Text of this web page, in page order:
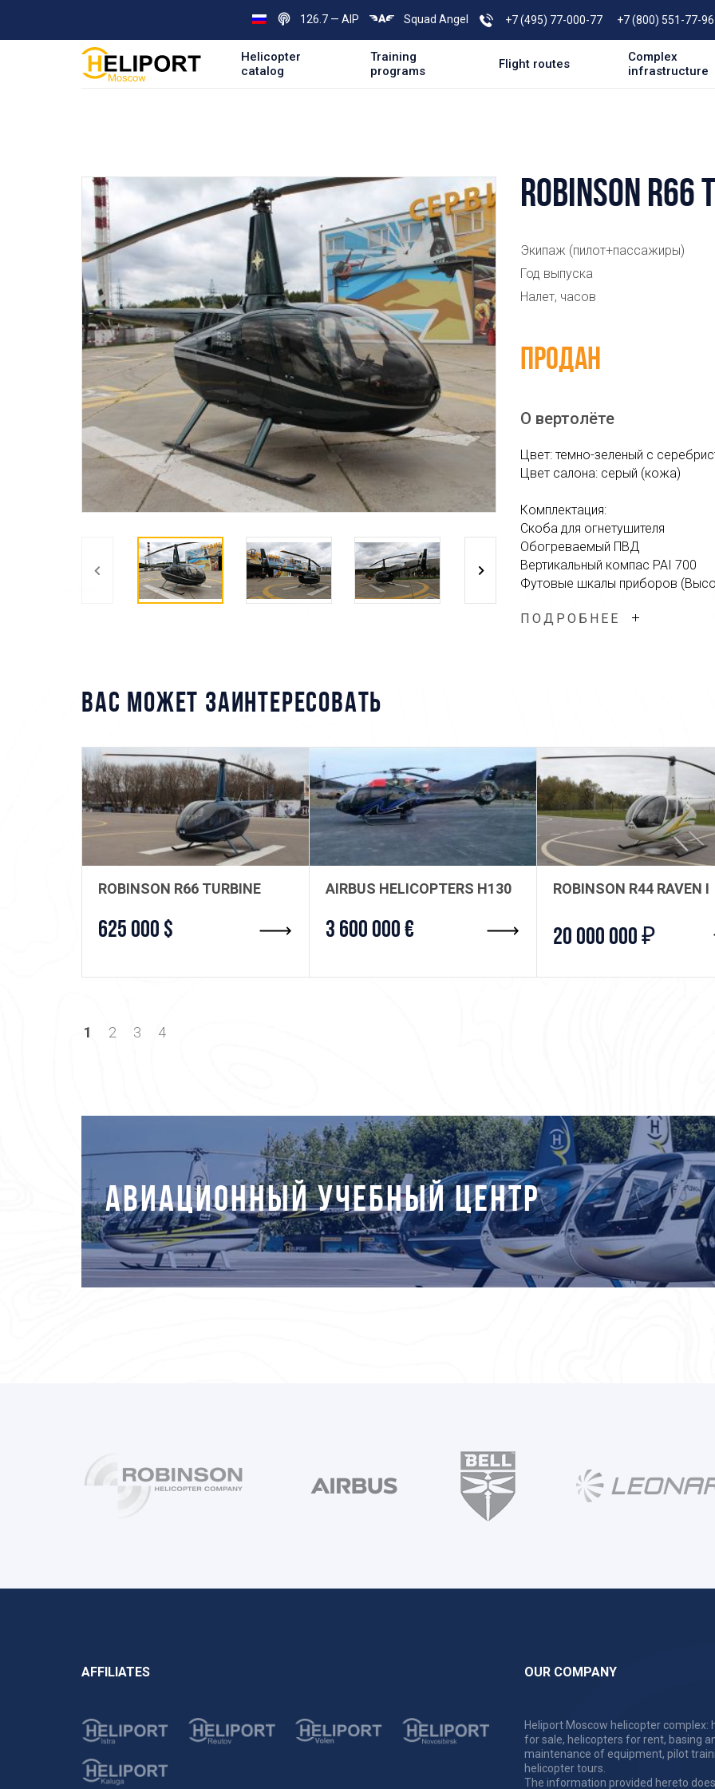
126.7 — AIP Squad Angel +7 (495) 77-000-77 +7 (800) 551-77-96
Helicopter
catalog
Training
programs
Flight routes
Complex
infrastructure
ROBINSON R66
Экипаж (пилот+пассажиры)
Год выпуска
Налет, часов
Продан
О вертолёте
Цвет: темно-зеленый с
Цвет салона: серый (кожа)
Комплектация:
Скоба для огнетушителя
Обогреваемый ПВД
Вертикальный компас PAI 700
Футовые шкалы приборов
Авиагоризонт с указателем
Борт в отличном состоянии.
владелец.
Цена - 900 000 USD (Включая
ПОДРОБНЕЕ
ВАС МОЖЕТ ЗАИНТЕРЕСОВАТЬ
ROBINSON R66 TURBINE
625 000 $
AIRBUS HELICOPTERS H130
3 600 000 €
ROBINSON R44 RAVEN I
20 000 000 ₽
1 2 3 4
АВИАЦИОННЫЙ УЧЕБНЫЙ ЦЕНТР
AFFILIATES OUR COMPANY
Heliport Moscow helicopter complex:
for sale, helicopters for rent, basing
maintenance of equipment, pilot
helicopter tours.
The information provided hereto